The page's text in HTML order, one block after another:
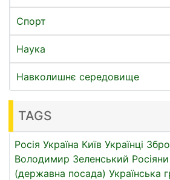
Спорт
Наука
Навколишнє середовище
TAGS
Росія Україна Київ Українці
Володимир Зеленський Росіяни
(державна посада) Українська